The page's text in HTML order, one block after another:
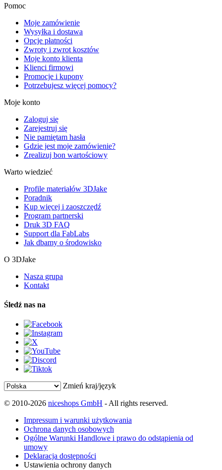
Pomoc
Moje zamówienie
Wysyłka i dostawa
Opcje płatności
Zwroty i zwrot kosztów
Moje konto klienta
Klienci firmowi
Promocje i kupony
Potrzebujesz więcej pomocy?
Moje konto
Zaloguj się
Zarejestruj się
Nie pamiętam hasła
Gdzie jest moje zamówienie?
Zrealizuj bon wartościowy
Warto wiedzieć
Profile materiałów 3DJake
Poradnik
Kup więcej i zaoszczędź
Program partnerski
Druk 3D FAQ
Support dla FabLabs
Jak dbamy o środowisko
O 3DJake
Nasza grupa
Kontakt
Śledź nas na
Zmień kraj/język
© 2010-2026 niceshops GmbH - All rights reserved.
Impressum i warunki użytkowania
Ochrona danych osobowych
Ogólne Warunki Handlowe i prawo do odstąpienia od
umowy
Deklaracja dostępności
Ustawienia ochrony danych